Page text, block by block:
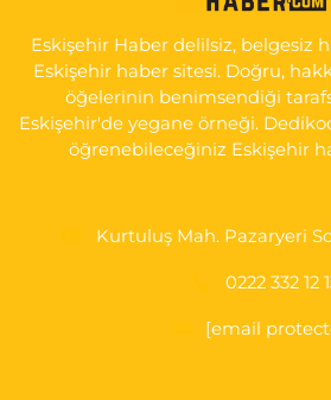
Yol Tarifi Al
Eskişehir Haber delilsiz, belgesiz
Eskişehir haber sitesi. Doğru,
öğelerinin benimsendiği
Eskişehir'de yegane örneği.
öğrenebileceğiniz Eskişehir
Kurtuluş Mah. Pazaryeri
0222 332 12
[email